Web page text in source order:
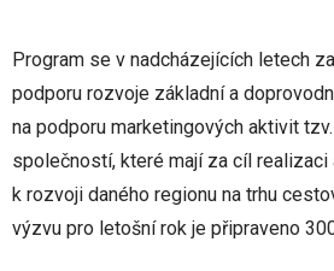
Program se v nadcházejících letech
podporu rozvoje základní a
na podporu marketingových aktivit
společností, které mají za cíl
k rozvoji daného regionu na trhu
výzvu pro letošní rok je připraveno